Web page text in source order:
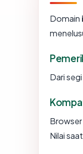
Domain
Dari
Nilai